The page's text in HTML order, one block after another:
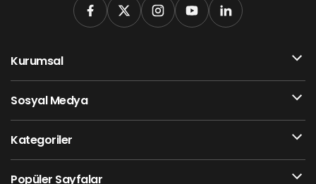
Kurumsal
Sosyal Medya
Kategoriler
Popüler Sayfalar